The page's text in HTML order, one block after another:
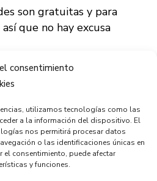
consentimiento
utilizamos tecnologías como las
a la información del dispositivo. El
nos permitirá procesar datos
o las identificaciones únicas en
el consentimiento, puede afectar
y funciones.
son gratuitas y para
que no hay excusa